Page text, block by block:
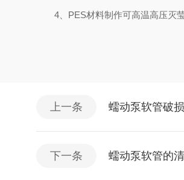
4、PES材料制作可高温高压灭莹
上一条 蠕动泵软管破
下一条 蠕动泵软管的